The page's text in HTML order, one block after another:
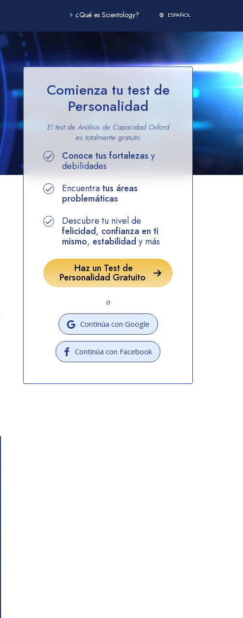
¿Qué es Scientology? ESPAÑOL
Comienza tu test de
Personalidad
El test de Análisis de Capacidad Oxford
es totalmente gratuito
Conoce tus fortalezas y
debilidades
Encuentratus áreas
problemáticas
Descubre tu nivel de
felicidad, confianza en ti
mismo, estabilidad y más
Haz un Test de
Personalidad Gratuito
o
Continúa con Google
Continúa con Facebook